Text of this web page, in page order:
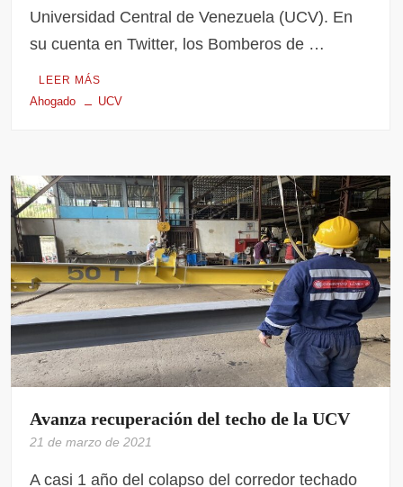
Universidad Central de Venezuela (UCV). En
su cuenta en Twitter, los Bomberos de …
LEER MÁS
Ahogado UCV
Avanza recuperación del techo de la UCV
21 de marzo de 2021
A casi 1 año del colapso del corredor techado